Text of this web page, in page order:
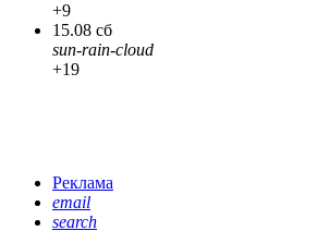
+9
15.08 сб
sun-rain-cloud
+19
Реклама
email
search